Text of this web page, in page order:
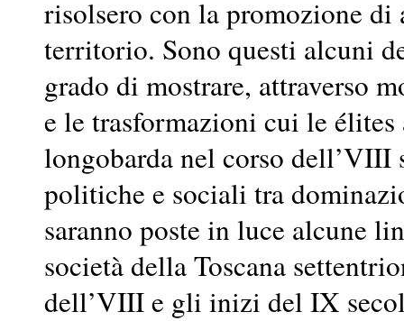
risolsero con la promozione
territorio. Sono questi alcuni
grado di mostrare, attraverso
e le trasformazioni cui le
longobarda nel corso
politiche e sociali tra
saranno poste in luce alcune
società della Toscana
dell’VIII e gli inizi del IX